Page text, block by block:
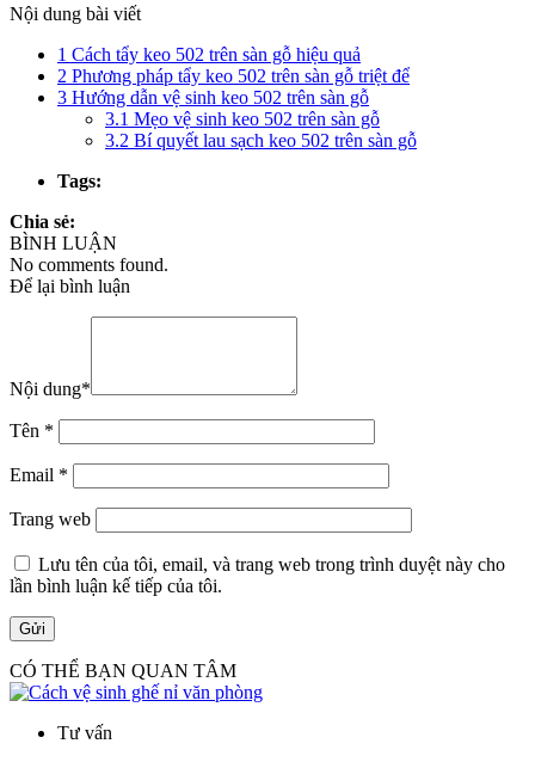
Nội dung bài viết
1 Cách tẩy keo 502 trên sàn gỗ hiệu quả
2 Phương pháp tẩy keo 502 trên sàn gỗ triệt để
3 Hướng dẫn vệ sinh keo 502 trên sàn gỗ
3.1 Mẹo vệ sinh keo 502 trên sàn gỗ
3.2 Bí quyết lau sạch keo 502 trên sàn gỗ
Tags:
Chia sẻ:
BÌNH LUẬN
No comments found.
Để lại bình luận
Nội dung*
Tên *
Email *
Trang web
Lưu tên của tôi, email, và trang web trong trình duyệt này cho
lần bình luận kế tiếp của tôi.
CÓ THỂ BẠN QUAN TÂM
Tư vấn